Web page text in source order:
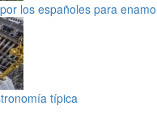
los españoles para
típica